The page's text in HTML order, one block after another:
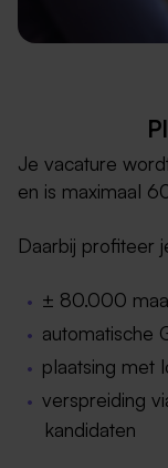
Je vacature
en is maximaal
Daarbij profiteer
± 80.000
automatische
plaatsing met
verspreiding
kandidaten